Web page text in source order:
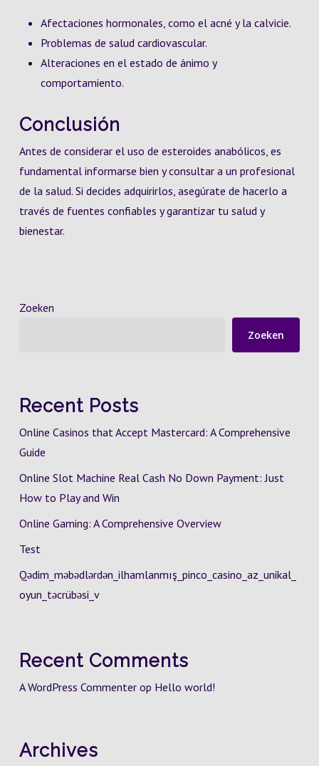
Afectaciones hormonales, como el acné y la calvicie.
Problemas de salud cardiovascular.
Alteraciones en el estado de ánimo y
comportamiento.
Conclusión
Antes de considerar el uso de esteroides anabólicos, es
fundamental informarse bien y consultar a un profesional
de la salud. Si decides adquirirlos, asegúrate de hacerlo a
través de fuentes confiables y garantizar tu salud y
bienestar.
Zoeken
Zoeken
Recent Posts
Online Casinos that Accept Mastercard: A Comprehensive
Guide
Online Slot Machine Real Cash No Down Payment: Just
How to Play and Win
Online Gaming: A Comprehensive Overview
Test
Qədim_məbədlərdən_ilhamlanmış_pinco_casino_az_unikal_
oyun_təcrübəsi_v
Recent Comments
A WordPress Commenterop Hello world!
Archives